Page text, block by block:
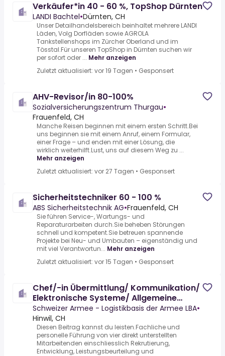
Verkäufer*in 40 - 60 %, TopShop Dürnten
LANDI Bachtel•Dürnten, CH
Unser Detailhandelsbereich beinhaltet mehrere LANDI
Läden, Volg Dorfläden sowie AGROLA
Tankstellenshops im Zürcher Oberland und im
Tösstal.Für unseren TopShop in Dürnten suchen wir
per sofort oder ... Mehr anzeigen
Zuletzt aktualisiert: vor 19 Tagen • Gesponsert
AHV-Revisor/in 80-100%
Sozialversicherungszentrum Thurgau•
Frauenfeld, CH
Manche Reisen beginnen mit einem ersten Schritt.Bei
uns beginnen sie mit einem Anruf, einem Formular,
einer Frage – und enden mit einer Lösung, die
wirklich weiterhilft.Lust, uns auf diesem Weg zu ...
Mehr anzeigen
Zuletzt aktualisiert: vor 27 Tagen • Gesponsert
Sicherheitstechniker 60 - 100 %
ABS Sicherheitstechnik AG•Frauenfeld, CH
Sie führen Service-, Wartungs- und
Reparaturarbeiten durch.Sie beheben Störungen
schnell und kompetent.Sie betreuen spannende
Projekte bei Neu- und Umbauten – eigenständig und
mit viel Verantwortun... Mehr anzeigen
Zuletzt aktualisiert: vor 15 Tagen • Gesponsert
Chef/-in Übermittlung/ Kommunikation/
Elektronische Systeme/ Allgemeine
Werkstätten (UKEA)
Schweizer Armee - Logistikbasis der Armee LBA•
Hinwil, CH
Diesen Beitrag kannst du leisten.Fachliche und
personelle Führung von vier direkt unterstellten
Mitarbeitenden einschliesslich Rekrutierung,
Entwicklung, Leistungsbeurteilung und